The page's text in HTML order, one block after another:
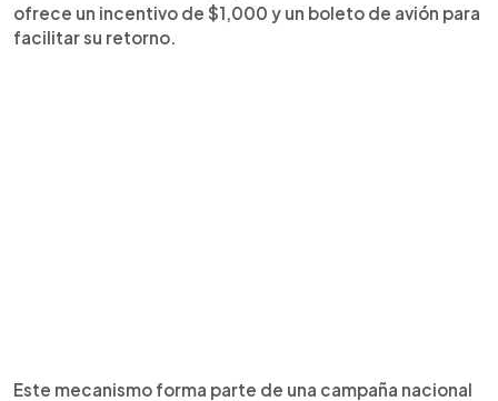
ofrece un incentivo de $1,000 y un boleto de avión para
facilitar su retorno.
Este mecanismo forma parte de una campaña nacional